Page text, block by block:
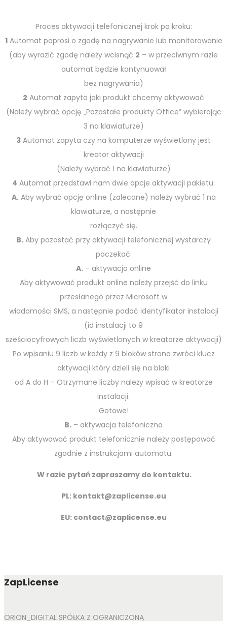
Proces aktywacji telefonicznej krok po kroku:
1Automat poprosi o zgodę na nagrywanie lub monitorowanie
(aby wyrazić zgodę należy wcisnąć 2 – w przeciwnym razie
automat będzie kontynuował
bez nagrywania)
2 Automat zapyta jaki produkt chcemy aktywować
(Należy wybrać opcję „Pozostałe produkty Office” wybierając
3 na klawiaturze)
3 Automat zapyta czy na komputerze wyświetlony jest
kreator aktywacji
(Należy wybrać 1 na klawiaturze)
4 Automat przedstawi nam dwie opcje aktywacji pakietu:
A.Aby wybrać opcję online (zalecane) należy wybrać 1 na
klawiaturze, a następnie
rozłączyć się.
B. Aby pozostać przy aktywacji telefonicznej wystarczy
poczekać.
A. – aktywacja online
Aby aktywować produkt online należy przejść do linku
przesłanego przez Microsoft w
wiadomości SMS, a następnie podać identyfikator instalacji
(id instalacji to 9
sześciocyfrowych liczb wyświetlonych w kreatorze aktywacji)
Po wpisaniu 9 liczb w każdy z 9 bloków strona zwróci klucz
aktywacji który dzieli się na bloki
od A do H – Otrzymane liczby należy wpisać w kreatorze
instalacji.
Gotowe!
B. – aktywacja telefoniczna
Aby aktywować produkt telefonicznie należy postępować
zgodnie z instrukcjami automatu.
W razie pytań zapraszamy do kontaktu.
PL: kontakt@zaplicense.eu
EU: contact@zaplicense.eu
ZapLicense
ORION_DIGITAL SPÓŁKA Z OGRANICZONĄ